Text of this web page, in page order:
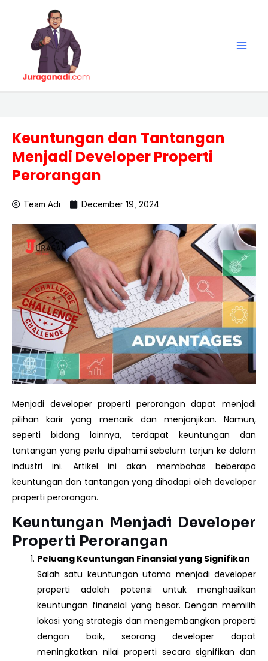
Keuntungan dan Tantangan
Menjadi Developer Properti
Perorangan
Team Adi December 19, 2024
Menjadi developer properti perorangan dapat menjadi
pilihan karir yang menarik dan menjanjikan. Namun,
seperti bidang lainnya, terdapat keuntungan dan
tantangan yang perlu dipahami sebelum terjun ke dalam
industri ini. Artikel ini akan membahas beberapa
keuntungan dan tantangan yang dihadapi oleh developer
properti perorangan.
Keuntungan Menjadi Developer
Properti Perorangan
Peluang Keuntungan Finansial yang Signifikan
Salah satu keuntungan utama menjadi developer
properti adalah potensi untuk menghasilkan
keuntungan finansial yang besar. Dengan memilih
lokasi yang strategis dan mengembangkan properti
dengan baik, seorang developer dapat
meningkatkan nilai properti secara signifikan dan